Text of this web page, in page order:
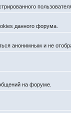
данного форума.
анонимным и не
на форуме.